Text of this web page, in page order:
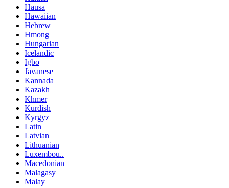
Hausa
Hawaiian
Hebrew
Hmong
Hungarian
Icelandic
Igbo
Javanese
Kannada
Kazakh
Khmer
Kurdish
Kyrgyz
Latin
Latvian
Lithuanian
Luxembou..
Macedonian
Malagasy
Malay